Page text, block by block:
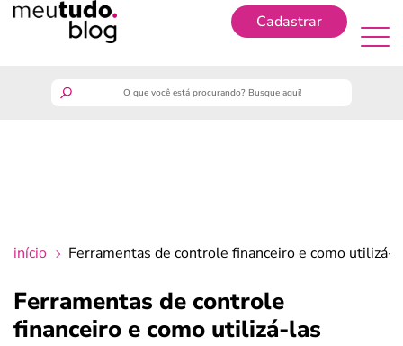
Cadastrar
crédito fácil
início Ferramentas de controle financeiro e como utilizá-
Ferramentas de controle
financeiro e como utilizá-las